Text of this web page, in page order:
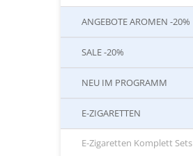
ANGEBOTE AROMEN -20%
SALE -20%
NEU IM PROGRAMM
E-ZIGARETTEN
E-Zigaretten Komplett Sets